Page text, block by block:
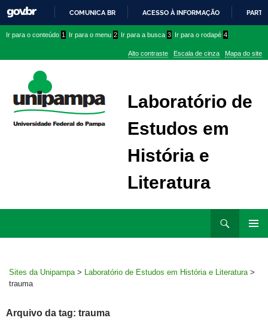
PARA
CONTEÚDO
COMUNICA BR ACESSO À INFORMAÇÃO
conteúdo
menu
superior
menu
Ir para o conteúdo 1 Ir para o menu 2 Ir para a busca 3 Ir para o rodapé 4
Alto contraste Escala de cinza Mapa do site
Laboratório de
Estudos em
História e
Literatura
Sites da Unipampa > Laboratório de Estudos em História e Literatura >
trauma
Arquivo da tag: trauma